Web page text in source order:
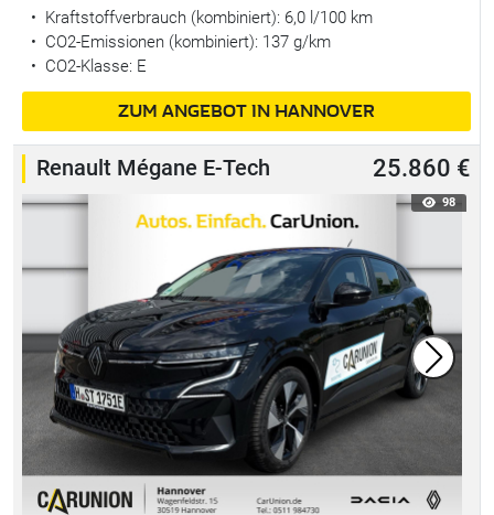
•
Kraftstoffverbrauch (kombiniert): 6,0 l/100 km
• CO2-Emissionen (kombiniert): 137 g/km
• CO2-Klasse: E
ZUM ANGEBOT IN HANNOVER
Renault Mégane E-Tech 25.860 €
98